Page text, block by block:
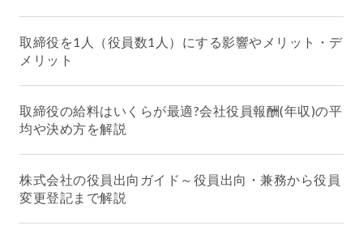
取締役を1人（役員数1人）にする影響やメリット・デ
メリット
取締役の給料はいくらが最適?会社役員報酬(年収)の平
均や決め方を解説
株式会社の役員出向ガイド～役員出向・兼務から役員
変更登記まで解説